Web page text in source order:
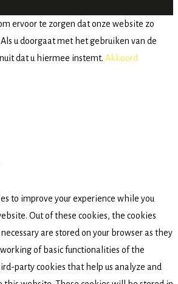
ervoor te zorgen dat onze website zo
u doorgaat met het gebruiken van de
dat u hiermee instemt. Akkoord
to improve your experience while you
Out of these cookies, the cookies
are stored on your browser as they
of basic functionalities of the
party cookies that help us analyze and